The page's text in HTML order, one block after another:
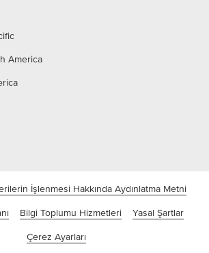
America
İşlenmesi Hakkında Aydınlatma Metni
Bilgi Toplumu Hizmetleri Yasal Şartlar
Çerez Ayarları